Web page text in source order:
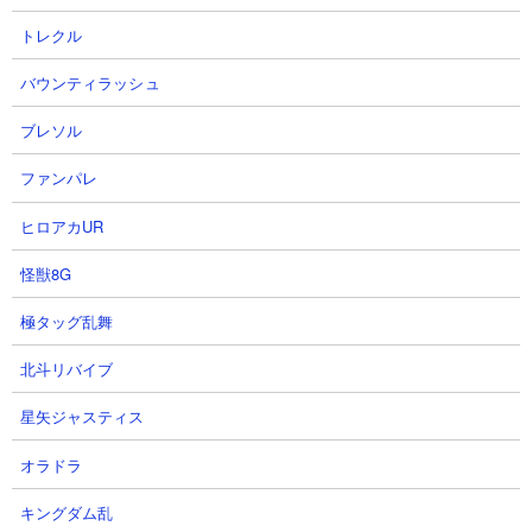
【先制もダメ押しも】中国の至
宝・黄空燕(コウ・コンイェン)天
使打ち墜とす５打点
2025.12.22 19:01（7ヶ月前）
追加されたぞ【ホームラン集】
⊕ 全登録YouTubeチャンネルを見る
トレクル
バウンティラッシュ
ブレソル
ファンパレ
ヒロアカUR
怪獣8G
極タッグ乱舞
北斗リバイブ
星矢ジャスティス
オラドラ
キングダム乱